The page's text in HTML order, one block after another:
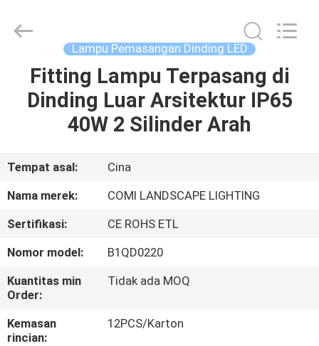
RUMAH
PRODUK
TENTANG
KAMI
TUR
PABRIK
KONTROL
KUALITAS
COMI
LIGHTING
Lampu Pemasangan Dinding LED
Fitting Lampu Terpasang di
Dinding Luar Arsitektur IP65
40W 2 Silinder Arah
Tempat asal:
Cina
Nama merek:
COMI LANDSCAPE LIGHTING
Sertifikasi:
CE ROHS ETL
Nomor model:
B1QD0220
Kuantitas min
Order:
Tidak ada MOQ
Kemasan
rincian:
12PCS/Karton